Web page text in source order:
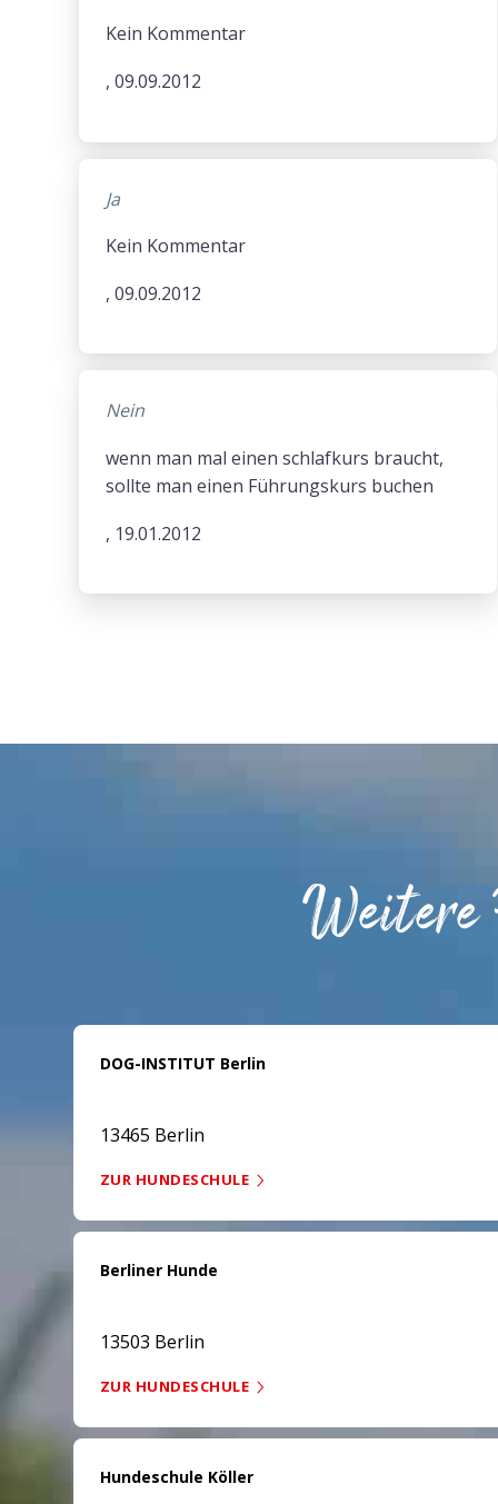
Kein Kommentar
, 09.09.2012
Ja
Kein Kommentar
, 09.09.2012
Nein
wenn man mal einen schlafkurs braucht,
sollte man einen Führungskurs buchen
, 19.01.2012
Weitere
DOG-INSTITUT Berlin
13465 Berlin
ZUR HUNDESCHULE
Berliner Hunde
13503 Berlin
ZUR HUNDESCHULE
Hundeschule Köller